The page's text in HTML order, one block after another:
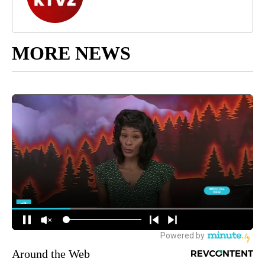
MORE NEWS
Around the Web